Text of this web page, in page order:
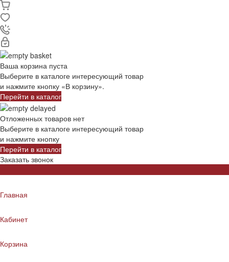
Ваша корзина пуста
Выберите в каталоге интересующий товар
и нажмите кнопку «В корзину».
Перейти в каталог
Отложенных товаров нет
Выберите в каталоге интересующий товар
и нажмите кнопку
Перейти в каталог
Заказать звонок
Главная
Кабинет
Корзина